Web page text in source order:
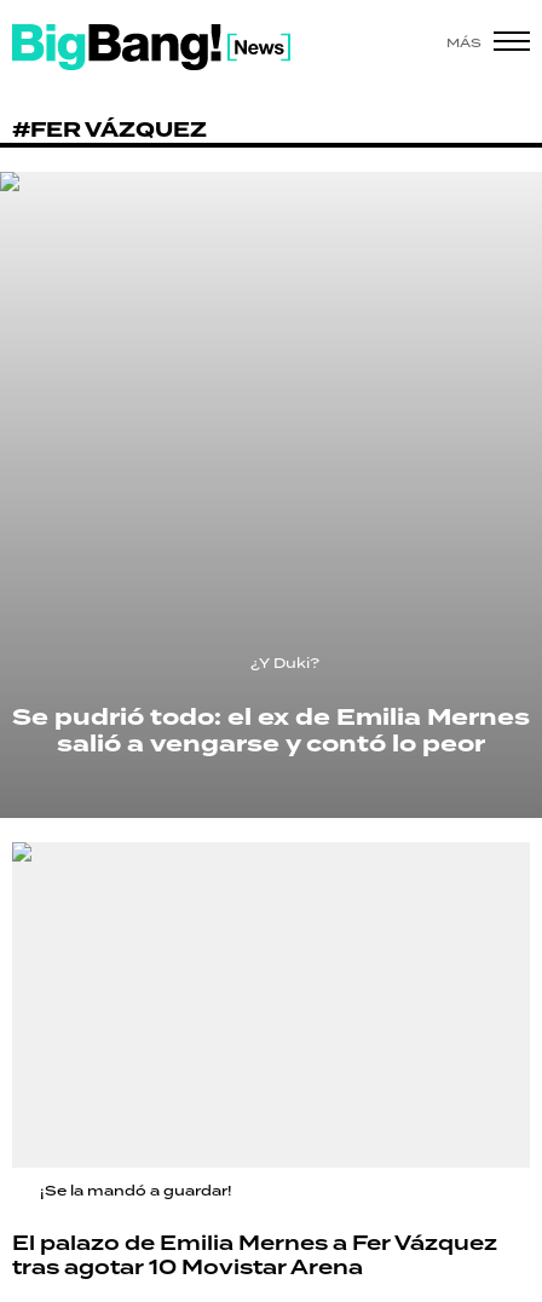
MÁS
#FER VÁZQUEZ
¿Y Duki?
Se pudrió todo: el ex de Emilia Mernes
salió a vengarse y contó lo peor
¡Se la mandó a guardar!
El palazo de Emilia Mernes a Fer Vázquez
tras agotar 10 Movistar Arena
SHOW
POLÍTICA
PALABRAS